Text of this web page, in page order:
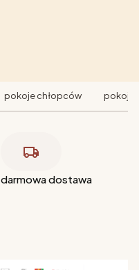
pokoje chłopców pokoje
darmowa dostawa